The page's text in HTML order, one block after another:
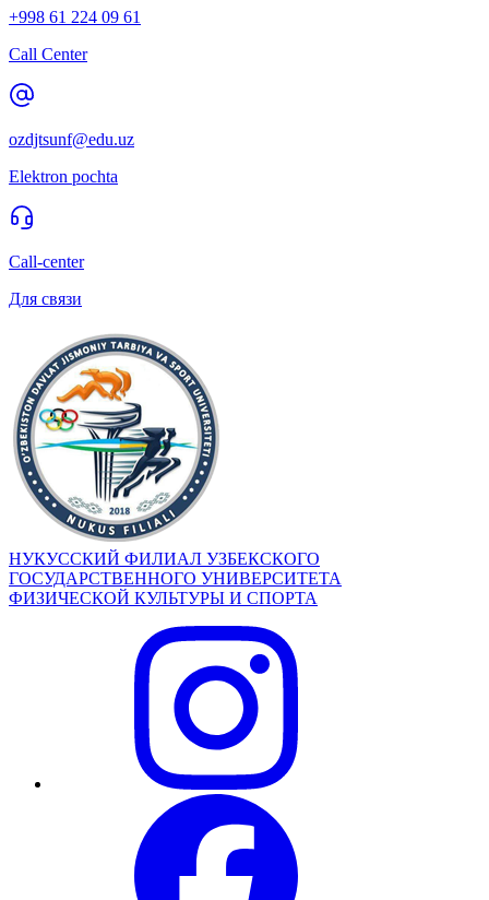
+998 61 224 09 61
Call Center
ozdjtsunf@edu.uz
Elektron pochta
Call-center
Для связи
НУКУССКИЙ ФИЛИАЛ УЗБЕКСКОГО
ГОСУДАРСТВЕННОГО УНИВЕРСИТЕТА
ФИЗИЧЕСКОЙ КУЛЬТУРЫ И СПОРТА